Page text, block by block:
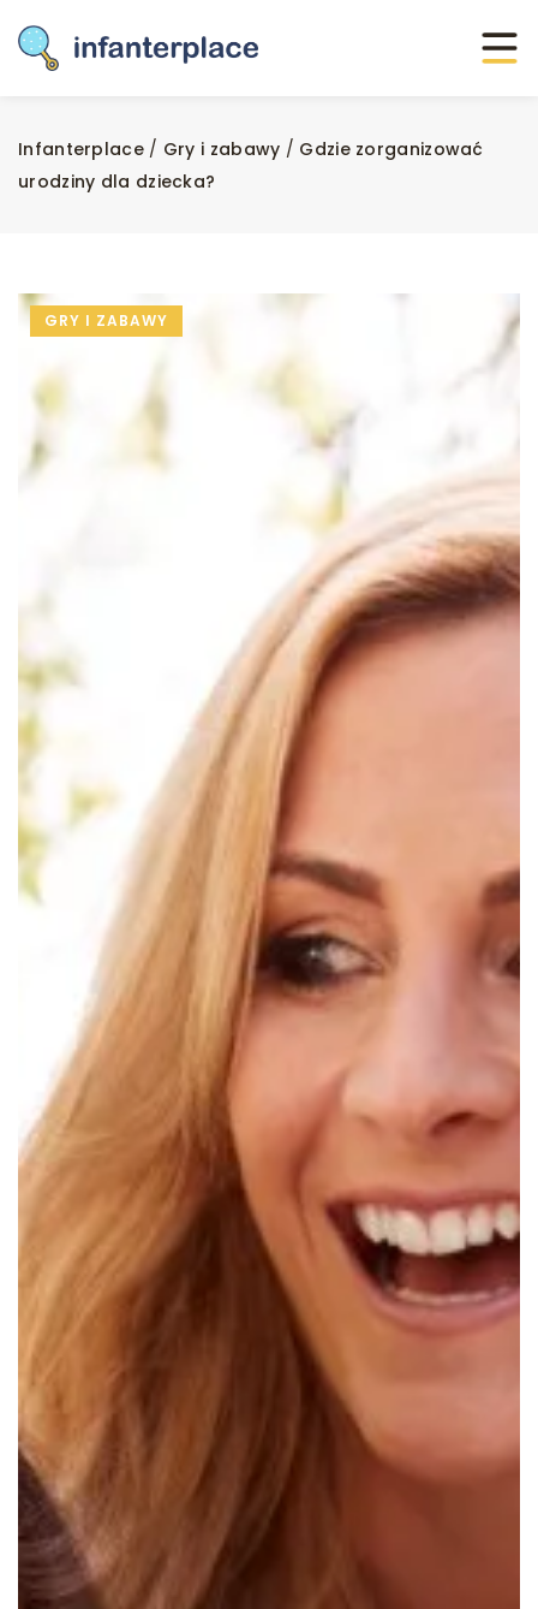
Infanterplace/ Gry i zabawy / Gdzie zorganizować
urodziny dla dziecka?
GRY I ZABAWY